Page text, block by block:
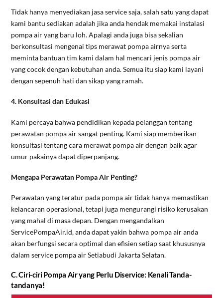
Tidak hanya menyediakan jasa service saja, salah satu yang dapat
kami bantu sediakan adalah jika anda hendak memakai instalasi
pompa air yang baru loh. Apalagi anda juga bisa sekalian
berkonsultasi mengenai tips merawat pompa airnya serta
meminta bantuan tim kami dalam hal mencari jenis pompa air
yang cocok dengan kebutuhan anda. Semua itu siap kami layani
dengan sepenuh hati dan sikap yang ramah.
4. Konsultasi dan Edukasi
Kami percaya bahwa pendidikan kepada pelanggan tentang
perawatan pompa air sangat penting. Kami siap memberikan
konsultasi tentang cara merawat pompa air dengan baik agar
umur pakainya dapat diperpanjang.
Mengapa Perawatan Pompa Air Penting?
Perawatan yang teratur pada pompa air tidak hanya memastikan
kelancaran operasional, tetapi juga mengurangi risiko kerusakan
yang mahal di masa depan. Dengan mengandalkan
ServicePompaAir.id, anda dapat yakin bahwa pompa air anda
akan berfungsi secara optimal dan efisien setiap saat khususnya
dalam service pompa air Setiabudi Jakarta Selatan.
C. Ciri-ciri Pompa Air yang Perlu Diservice: Kenali Tanda-
tandanya!